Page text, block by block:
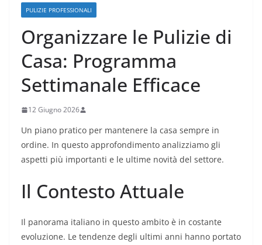
PULIZIE PROFESSIONALI
Organizzare le Pulizie di
Casa: Programma
Settimanale Efficace
12 Giugno 2026
Un piano pratico per mantenere la casa sempre in
ordine. In questo approfondimento analizziamo gli
aspetti più importanti e le ultime novità del settore.
Il Contesto Attuale
Il panorama italiano in questo ambito è in costante
evoluzione. Le tendenze degli ultimi anni hanno portato